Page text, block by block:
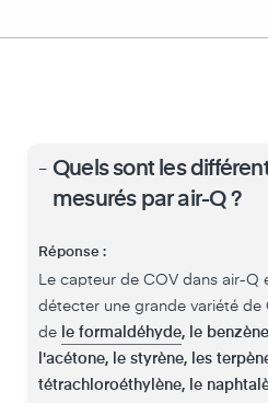
- Quels sont les
mesurés par air-Q ?
Réponse :
Le capteur de COV dans air-Q
détecter une grande variété de
de le formaldéhyde, le
l'acétone, le styrène, les
tétrachloroéthylène, le